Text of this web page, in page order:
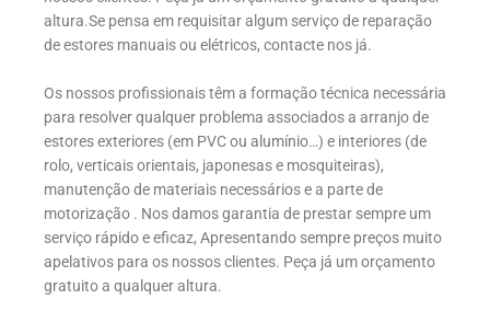
altura.Se pensa em requisitar algum serviço de reparação
de estores manuais ou elétricos, contacte nos já.
Os nossos profissionais têm a formação técnica necessária
para resolver qualquer problema associados a arranjo de
estores exteriores (em PVC ou alumínio…) e interiores (de
rolo, verticais orientais, japonesas e mosquiteiras),
manutenção de materiais necessários e a parte de
motorização . Nos damos garantia de prestar sempre um
serviço rápido e eficaz, Apresentando sempre preços muito
apelativos para os nossos clientes. Peça já um orçamento
gratuito a qualquer altura.